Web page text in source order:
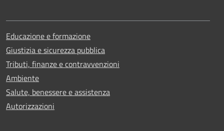
Educazione e formazione
Giustizia e sicurezza pubblica
Tributi, finanze e contravvenzioni
Ambiente
Salute, benessere e assistenza
Autorizzazioni